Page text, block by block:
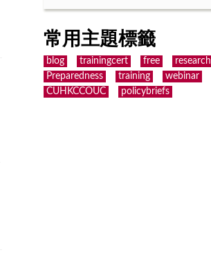
常用主題標籤
blog trainingcert free
Preparedness
training webinar
CUHKCCOUC
policybriefs